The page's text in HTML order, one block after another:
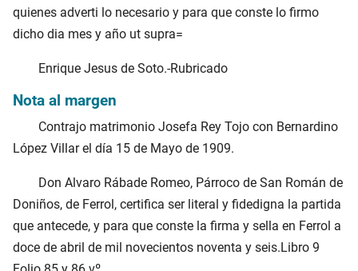
quienes adverti lo necesario y para que conste lo firmo
dicho dia mes y año ut supra=
Enrique Jesus de Soto.-Rubricado
Nota al margen
Contrajo matrimonio Josefa Rey Tojo con Bernardino
López Villar el día 15 de Mayo de 1909.
Don Alvaro Rábade Romeo, Párroco de San Román de
Doniños, de Ferrol, certifica ser literal y fidedigna la partida
que antecede, y para que conste la firma y sella en Ferrol a
doce de abril de mil novecientos noventa y seis.Libro 9